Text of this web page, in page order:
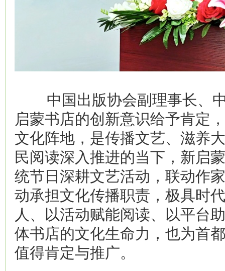
中国出版协会副理事长、中
启蒙书店的创新意识给予肯定
文化阵地，是传播文艺、滋养
民阅读深入推进的当下，新启
统节日深耕文艺活动，联动作
动承担文化传播职责，极具时
人、以活动赋能阅读、以平台
体书店的文化生命力，也为首
值得肯定与推广。